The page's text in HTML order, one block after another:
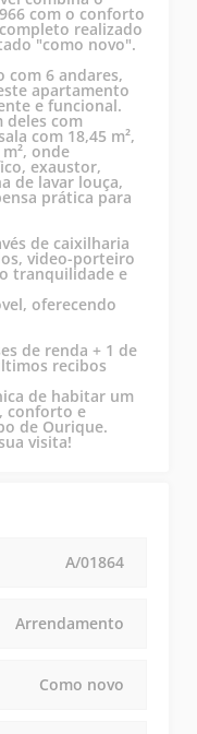
com o conforto
realizado
"como novo".
com 6 andares,
apartamento
e funcional.
deles com
com 18,45 m²,
onde
exaustor,
de lavar louça,
prática para
de caixilharia
video-porteiro
tranquilidade e
oferecendo
de renda + 1 de
recibos
de habitar um
conforto e
de Ourique.
visita!
A/01864
Arrendamento
Como novo